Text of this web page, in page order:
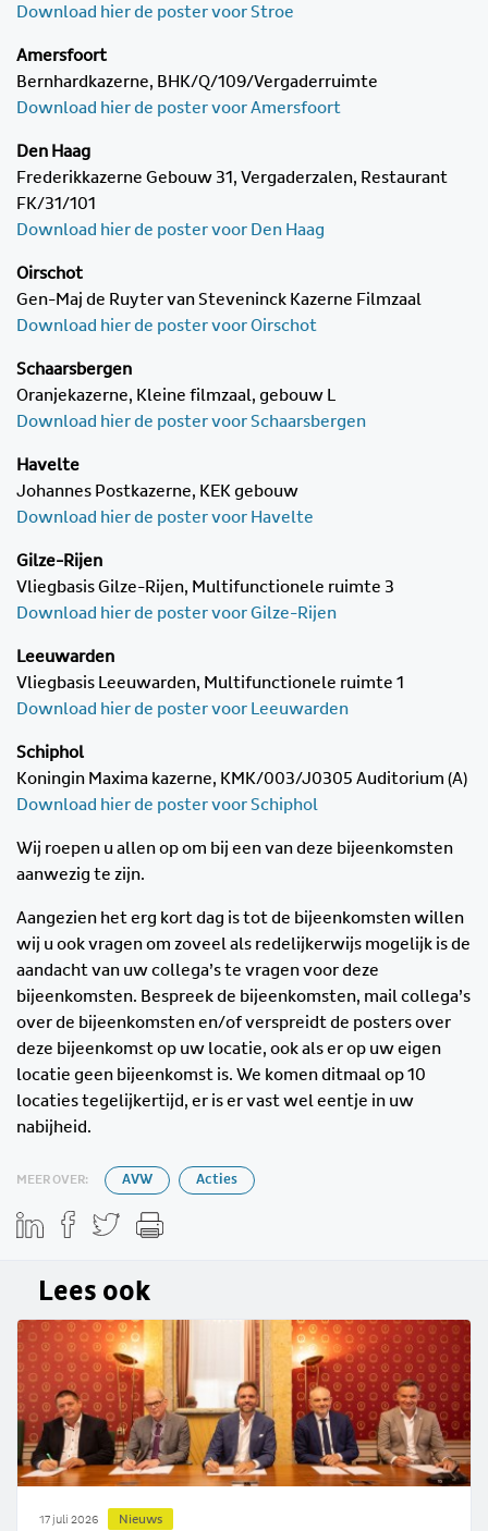
Download hier de poster voor Stroe
Amersfoort
Bernhardkazerne, BHK/Q/109/Vergaderruimte
Download hier de poster voor Amersfoort
Den Haag
Frederikkazerne Gebouw 31, Vergaderzalen, Restaurant
FK/31/101
Download hier de poster voor Den Haag
Oirschot
Gen-Maj de Ruyter van Steveninck Kazerne Filmzaal
Download hier de poster voor Oirschot
Schaarsbergen
Oranjekazerne, Kleine filmzaal, gebouw L
Download hier de poster voor Schaarsbergen
Havelte
Johannes Postkazerne, KEK gebouw
Download hier de poster voor Havelte
Gilze-Rijen
Vliegbasis Gilze-Rijen, Multifunctionele ruimte 3
Download hier de poster voor Gilze-Rijen
Leeuwarden
Vliegbasis Leeuwarden, Multifunctionele ruimte 1
Download hier de poster voor Leeuwarden
Schiphol
Koningin Maxima kazerne, KMK/003/J0305 Auditorium (A)
Download hier de poster voor Schiphol
Wij roepen u allen op om bij een van deze bijeenkomsten
aanwezig te zijn.
Aangezien het erg kort dag is tot de bijeenkomsten willen
wij u ook vragen om zoveel als redelijkerwijs mogelijk is de
aandacht van uw collega’s te vragen voor deze
bijeenkomsten. Bespreek de bijeenkomsten, mail collega’s
over de bijeenkomsten en/of verspreidt de posters over
deze bijeenkomst op uw locatie, ook als er op uw eigen
locatie geen bijeenkomst is. We komen ditmaal op 10
locaties tegelijkertijd, er is er vast wel eentje in uw
nabijheid.
MEER OVER: AVW Acties
Lees ook
17 juli 2026 Nieuws